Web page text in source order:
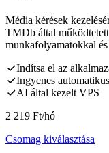
Média kérések
TMDb által
munkafolyamatokkal
Indítsa el az
Ingyenes
AI által kezelt VPS
2 219 Ft/hó
Csomag kiválasztása